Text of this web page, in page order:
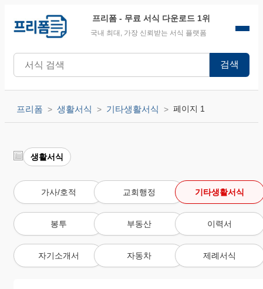
프리폼 - 무료 서식 다운로드 1위
국내 최대, 가장 신뢰받는 서식 플랫폼
검색
프리폼 생활서식 기타생활서식 페이지 1
생활서식
가사/호적 교회행정 기타생활서식
봉투 부동산 이력서
자기소개서 자동차 제례서식